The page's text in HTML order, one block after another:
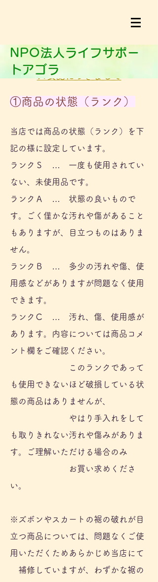
​​NPO法人ライフサポー
トアゴラ
商品の状態（ランク）及びサイ
ズ表記につきまして
①商品の状態（ランク）
当店では商品の状態（ランク）を下
記の様に設定しています。
ランクＳ … 一度も使用されてい
ない、未使用品です。
ランクＡ … 状態の良いもので
す。ごく僅かな汚れや傷があること
もありますが、
目立つものはありま
せん。
ランクＢ … 多少の汚れや傷、使
用感などがありますが問題なく使用
できます。
ランクＣ … 汚れ、傷、使用感が
あります。内容については商品コメ
ント欄をご確認ください。
このランク であって
も使用できないほど破損している状
態の商品はありませんが、
やはり手入れをして
も取りきれない汚れや傷みがありま
す。ご理解いただける場合のみ
お買い求めくださ
い。
※ズボンやスカートの裾の破れが目
立つ商品については、問題なくご使
用いただくためあらかじめ当店にて
補修していますが、わずかな裾の